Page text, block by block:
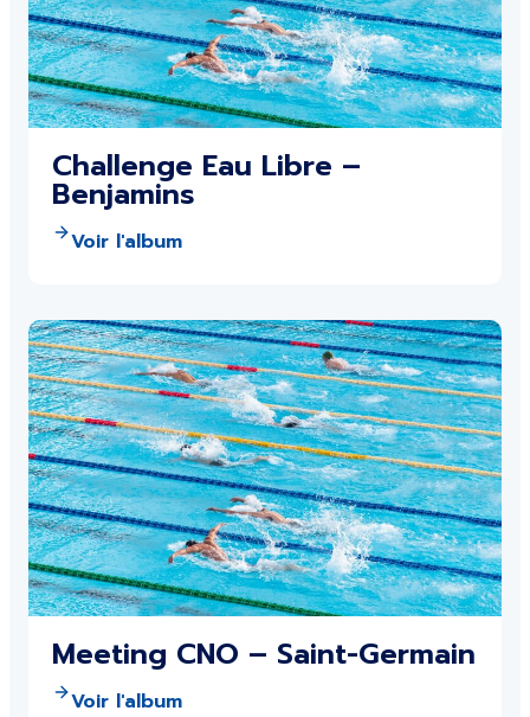
Challenge Eau Libre –
Benjamins
Voir l'album
Meeting CNO – Saint-Germain
Voir l'album